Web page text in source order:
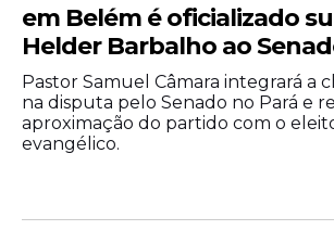
em Belém é oficializado
Helder Barbalho ao
Pastor Samuel Câmara integrará a
na disputa pelo Senado no Pará e
aproximação do partido com o
evangélico.